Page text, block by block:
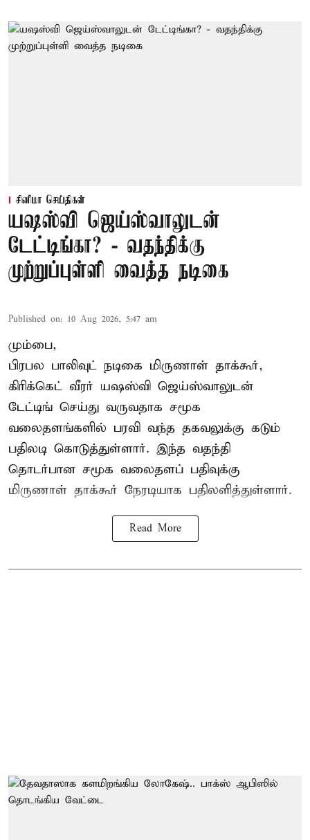
சினிமா செய்திகள்
யஷஸ்வி ஜெய்ஸ்வாலுடன்
டேட்டிங்கா? - வதந்திக்கு
முற்றுப்புள்ளி வைத்த நடிகை
Published on: 10 Aug 2026, 5:47 am
மும்பை,
பிரபல பாலிவுட் நடிகை மிருணாள் தாக்கூர்,
கிரிக்கெட் வீரர் யஷஸ்வி ஜெய்ஸ்வாலுடன்
டேட்டிங் செய்து வருவதாக சமூக
வலைதளங்களில் பரவி வந்த தகவலுக்கு கடும்
பதிலடி கொடுத்துள்ளார். இந்த வதந்தி
தொடர்பான சமூக வலைதளப் பதிவுக்கு
மிருணாள் தாக்கூர் நேரடியாக பதிலளித்துள்ளார்.
Read More